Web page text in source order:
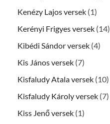
Kenézy Lajos versek (1)
Kerényi Frigyes versek (14)
Kibédi Sándor versek (4)
Kis János versek (7)
Kisfaludy Atala versek (10)
Kisfaludy Károly versek (7)
Kiss Jenő versek (1)